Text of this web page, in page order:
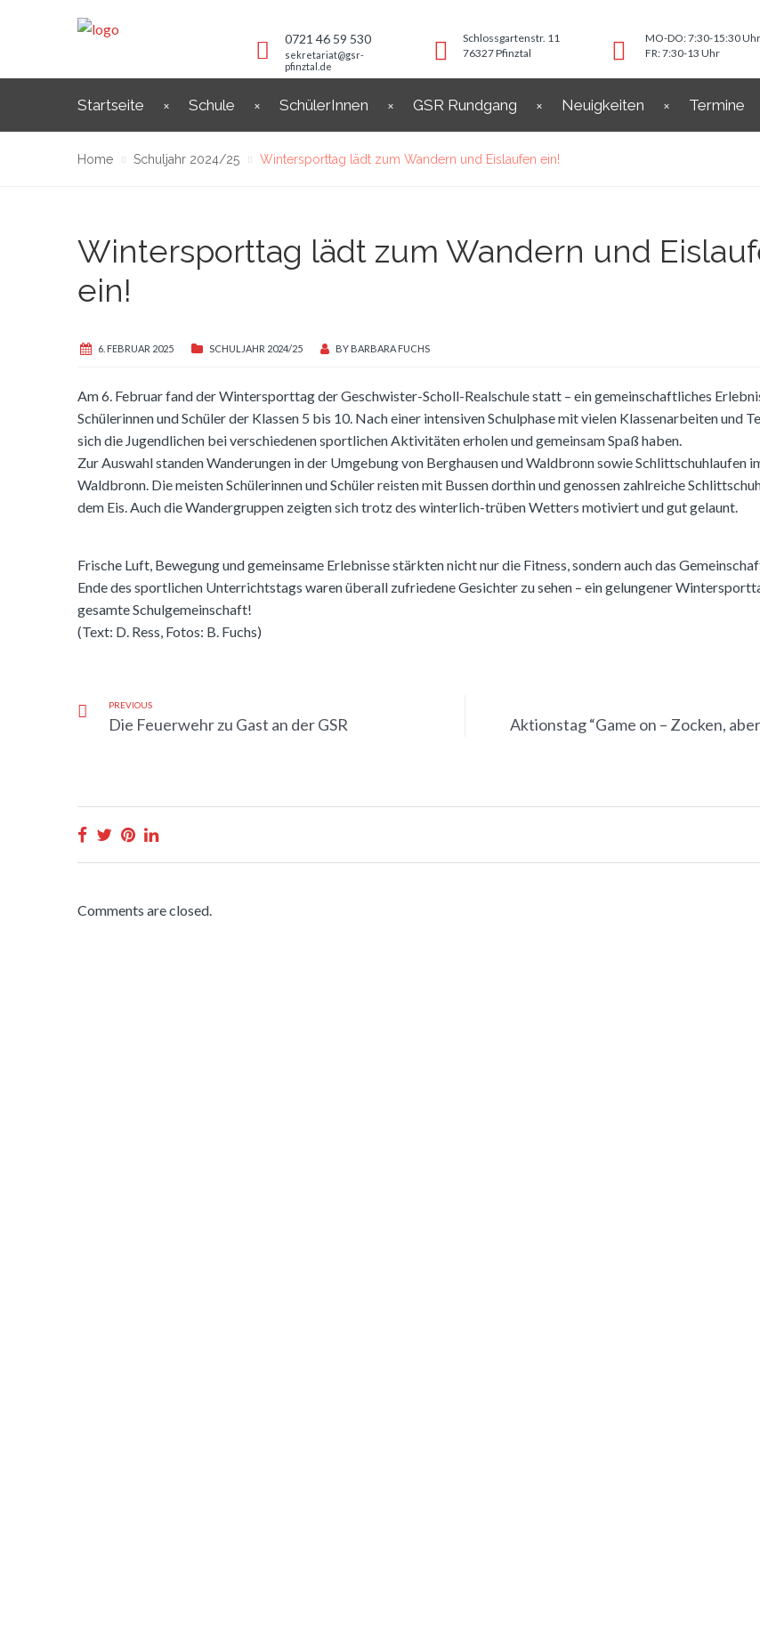
0721 46 59 530
sekretariat@gsr-
pfinztal.de
Schlossgartenstr. 11
76327 Pfinztal
MO-DO: 7:30-15:30 Uhr
FR: 7:30-13 Uhr
Startseite Schule SchülerInnen GSR Rundgang Neuigkeiten Termine
Home Schuljahr 2024/25 Wintersporttag lädt zum Wandern und Eislaufen ein!
Wintersporttag lädt zum Wandern und
ein!
6. FEBRUAR 2025 SCHULJAHR 2024/25 BY BARBARA FUCHS
Am 6. Februar fand der Wintersporttag der Geschwister-Scholl-Realschule statt – ein gemeinschaftliches
Schülerinnen und Schüler der Klassen 5 bis 10. Nach einer intensiven Schulphase mit vielen Klassenarbeiten und
sich die Jugendlichen bei verschiedenen sportlichen Aktivitäten erholen und gemeinsam Spaß haben.
Zur Auswahl standen Wanderungen in der Umgebung von Berghausen und Waldbronn sowie Schlittschuhlaufen
Waldbronn. Die meisten Schülerinnen und Schüler reisten mit Bussen dorthin und genossen zahlreiche
dem Eis. Auch die Wandergruppen zeigten sich trotz des winterlich-trüben Wetters motiviert und gut gelaunt.
Frische Luft, Bewegung und gemeinsame Erlebnisse stärkten nicht nur die Fitness, sondern auch das
Ende des sportlichen Unterrichtstags waren überall zufriedene Gesichter zu sehen – ein gelungener
gesamte Schulgemeinschaft!
(Text: D. Ress, Fotos: B. Fuchs)
PREVIOUS
Die Feuerwehr zu Gast an der GSR Aktionstag “Game on – Zocken,
Comments are closed.